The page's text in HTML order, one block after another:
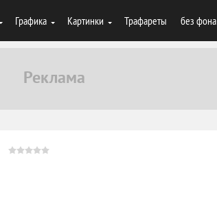
Графика Картинки Трафареты без фона